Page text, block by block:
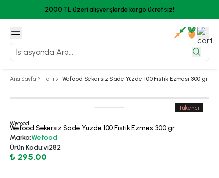
2000 TL üzeri alışverişlerde kargo ücretsiz!
Ana Sayfa Tatlı Wefood Sekersiz Sade Yüzde 100 Fistik Ezmesi 300 gr
Tükendi
Wefood
Wefood Sekersiz Sade Yüzde 100 Fistik Ezmesi 300 gr
Marka:Wefood
Ürün Kodu:vi282
₺ 295.00